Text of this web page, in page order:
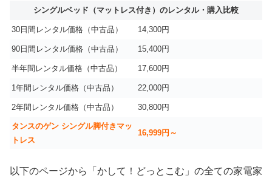
シングルベッド（マットレス付き）のレンタル・購入比較
30日間レンタル価格（中古品） 14,300円
90日間レンタル価格（中古品） 15,400円
半年間レンタル価格（中古品） 17,600円
1年間レンタル価格（中古品） 22,000円
2年間レンタル価格（中古品） 30,800円
タンスのゲン シングル脚付きマッ
トレス
16,999円～
以下のページから「かして！どっとこむ」の全ての家電家